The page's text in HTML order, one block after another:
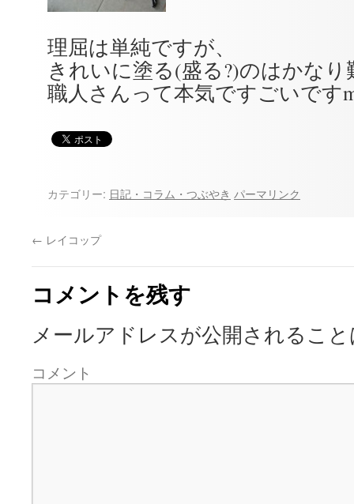
理屈は単純ですが、
きれいに塗る(盛る?)のはかなり
職人さんって本気ですごいです
カテゴリー: 日記・コラム・つぶやき パーマリンク
← レイコップ
コメントを残す
メールアドレスが公開されるこ
コメント